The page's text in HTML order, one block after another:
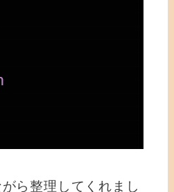
ら整理してくれまし